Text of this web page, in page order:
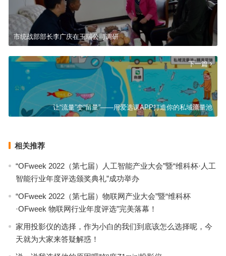
市统战部部长李广庆在玉瑞公司调研
下一篇
让“流量”变“留量”——用爱选课APP打造你的私域流量池
相关推荐
“OFweek 2022（第七届）人工智能产业大会”暨“维科杯·人工
智能行业年度评选颁奖典礼”成功举办
“OFweek 2022（第七届）物联网产业大会”暨“维科杯
·OFweek 物联网行业年度评选”完美落幕！
家用投影仪的选择，作为小白的我们到底该怎么选择呢，今
天就为大家来答疑解惑！